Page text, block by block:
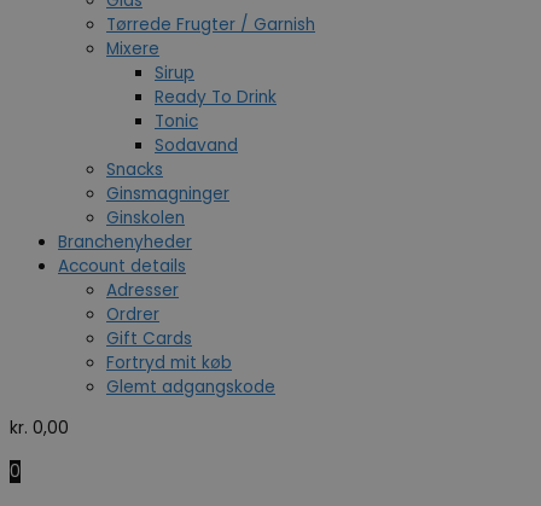
Tørrede Frugter / Garnish
Mixere
Sirup
Ready To Drink
Tonic
Sodavand
Snacks
Ginsmagninger
Ginskolen
Branchenyheder
Account details
Adresser
Ordrer
Gift Cards
Fortryd mit køb
Glemt adgangskode
kr. 0,00
0